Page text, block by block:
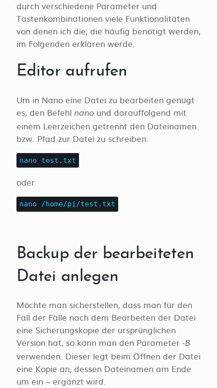
durch verschiedene Parameter und
Tastenkombinationen viele Funktionalitäten
von denen ich die, die häufig benötigt werden,
im Folgenden erklären werde.
Editor aufrufen
Um in Nano eine Datei zu bearbeiten genügt
es, den Befehl nano und darauffolgend mit
einem Leerzeichen getrennt den Dateinamen
bzw. Pfad zur Datei zu schreiben.
nano test.txt
oder
nano /home/pi/test.txt
Backup der bearbeiteten
Datei anlegen
Möchte man sicherstellen, dass man für den
Fall der Fälle nach dem Bearbeiten der Datei
eine Sicherungskopie der ursprünglichen
Version hat, so kann man den Parameter -B
verwenden. Dieser legt beim Öffnen der Datei
eine Kopie an, dessen Dateinamen am Ende
um ein ~ ergänzt wird.